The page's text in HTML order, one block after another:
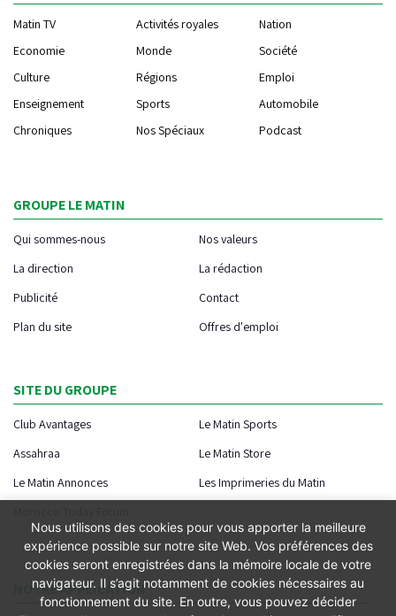
Matin TV Activités royales
Nation
Economie
Monde
Société
Culture
Régions
Emploi
Enseignement
Sports
Automobile
Chroniques
Nos Spéciaux Podcast
GROUPE LE MATIN
Qui sommes-nous
Nos valeurs
La direction
La rédaction
Publicité
Contact
Plan du site
Offres d'emploi
SITE DU GROUPE
Club Avantages
Le Matin Sports
Assahraa
Le Matin Store
Le Matin Annonces
Les Imprimeries du Matin
NOTRE APPLICATION
Nous utilisons des cookies pour vous apporter la meilleure
expérience possible sur notre site Web. Vos préférences des
cookies seront enregistrées dans la mémoire locale de votre
navigateur. Il s’agit notamment de cookies nécessaires au
fonctionnement du site. En outre, vous pouvez décider